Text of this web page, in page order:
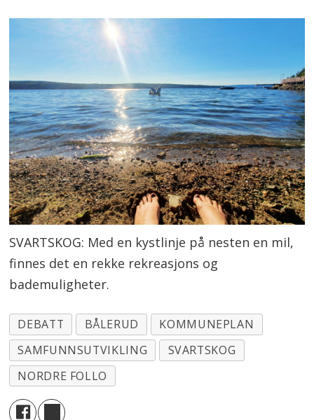
SVARTSKOG: Med en kystlinje på nesten en mil,
finnes det en rekke rekreasjons og
bademuligheter.
DEBATT BÅLERUD
KOMMUNEPLAN
SAMFUNNSUTVIKLING
SVARTSKOG
NORDRE FOLLO